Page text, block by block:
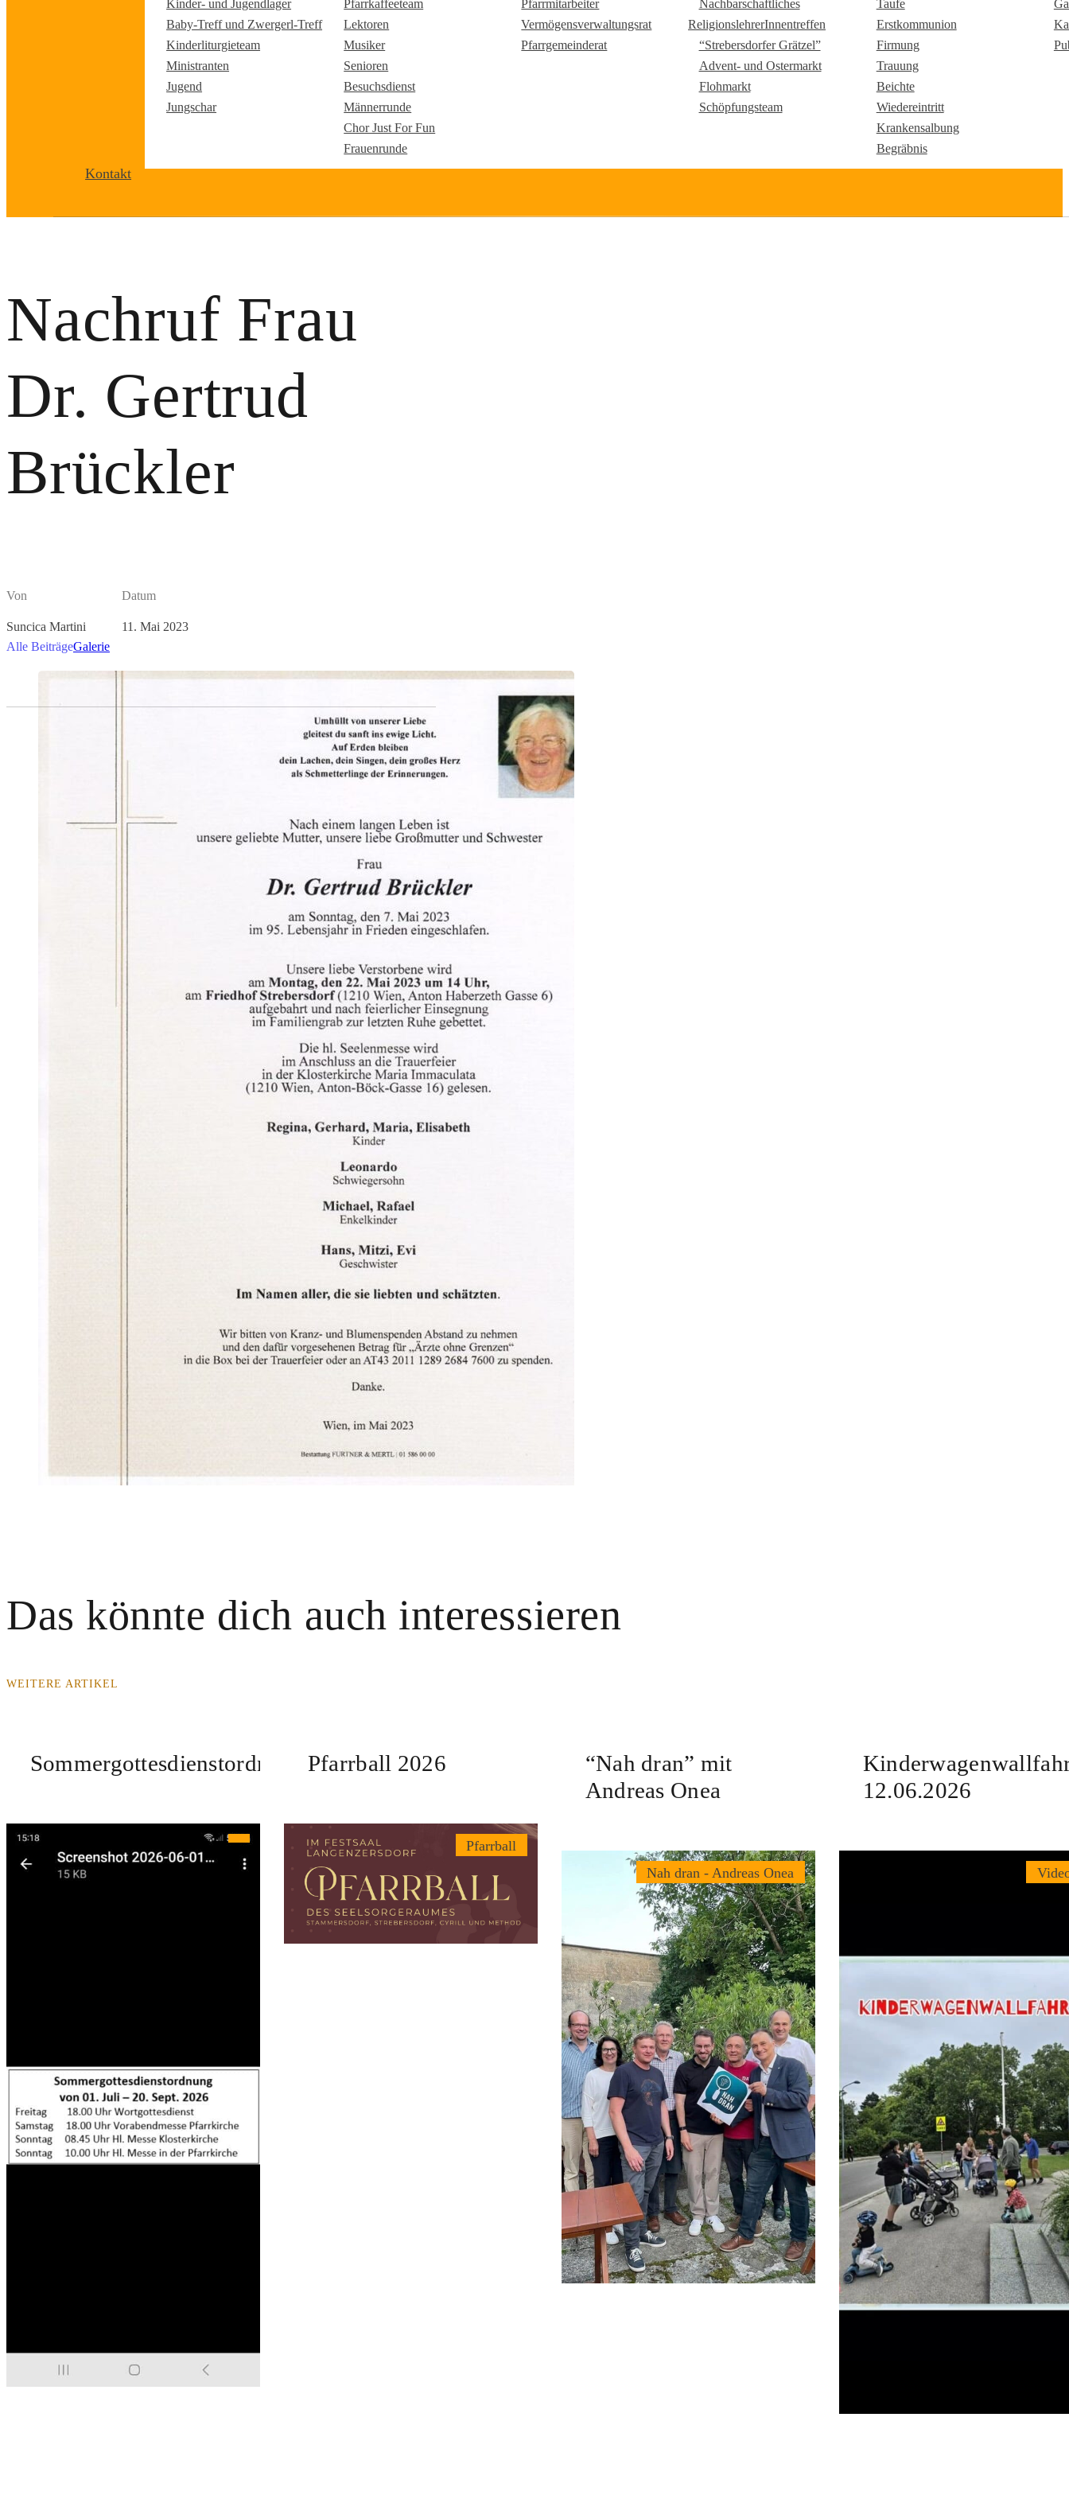
Kinder- und Jugendlager
Baby-Treff und Zwergerl-Treff
Kinderliturgieteam
Ministranten
Jugend
Jungschar
Pfarrkaffeeteam
Lektoren
Musiker
Senioren
Besuchsdienst
Männerrunde
Chor Just For Fun
Frauenrunde
Pfarrmitarbeiter
Vermögensverwaltungsrat
Pfarrgemeinderat
Nachbarschaftliches
ReligionslehrerInnentreffen
“Strebersdorfer Grätzel”
Advent- und Ostermarkt
Flohmarkt
Schöpfungsteam
Taufe
Erstkommunion
Firmung
Trauung
Beichte
Wiedereintritt
Krankensalbung
Begräbnis
Kontakt
Nachruf Frau
Dr. Gertrud
Brückler
Von
Suncica Martini
Datum
11. Mai 2023
Alle BeiträgeGalerie
Das könnte dich auch interessieren
WEITERE ARTIKEL
Sommergottesdienstordnung Pfarrball 2026
Pfarrball
“Nah dran” mit
Andreas Onea
Nah dran - Andreas Onea
12.06.2026